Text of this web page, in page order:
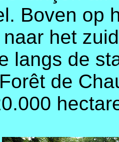
Boven op
het
langs de
de